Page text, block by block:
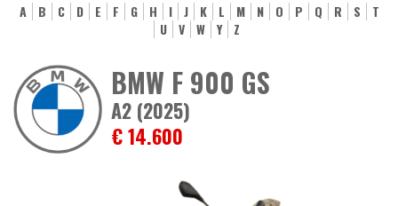
A B C D E F G H I J K L M N O P Q R S
T
U
V W Y Z
BMW F 900 GS
A2 (2025)
€ 14.600